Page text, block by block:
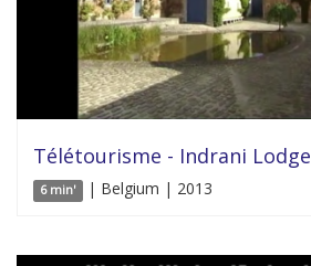
Télétourisme - Indrani Lodge
6 min' | Belgium | 2013